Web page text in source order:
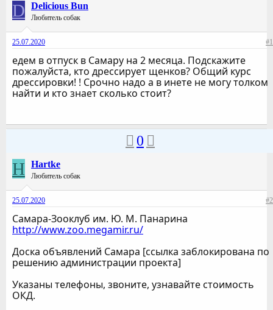
D Delicious Bun
Любитель собак
25.07.2020 #1
едем в отпуск в Самару на 2 месяца. Подскажите
пожалуйста, кто дрессирует щенков? Общий курс
дрессировки! ! Срочно надо а в инете не могу толком
найти и кто знает сколько стоит?
0
H Hartke
Любитель собак
25.07.2020 #2
Самара-Зооклуб им. Ю. М. Панарина
http://www.zoo.megamir.ru/
Доска объявлений Самара [ссылка заблокирована по
решению администрации проекта]
Указаны телефоны, звоните, узнавайте стоимость
ОКД.